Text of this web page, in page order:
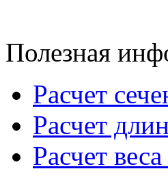
Полезная
Расчет
Расчет
Расчет